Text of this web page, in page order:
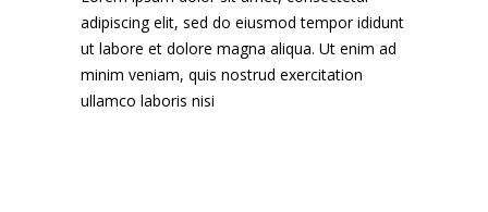
adipiscing elit, sed do eiusmod tempor ididunt
ut labore et dolore magna aliqua. Ut enim ad
minim veniam, quis nostrud exercitation
ullamco laboris nisi